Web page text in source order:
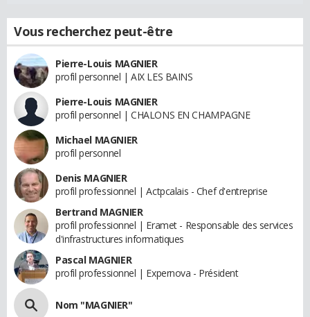
Vous recherchez peut-être
Pierre-Louis MAGNIER
profil personnel | AIX LES BAINS
Pierre-Louis MAGNIER
profil personnel | CHALONS EN CHAMPAGNE
Michael MAGNIER
profil personnel
Denis MAGNIER
profil professionnel | Actpcalais - Chef d'entreprise
Bertrand MAGNIER
profil professionnel | Eramet - Responsable des services
d'infrastructures informatiques
Pascal MAGNIER
profil professionnel | Expernova - Président
Nom "MAGNIER"